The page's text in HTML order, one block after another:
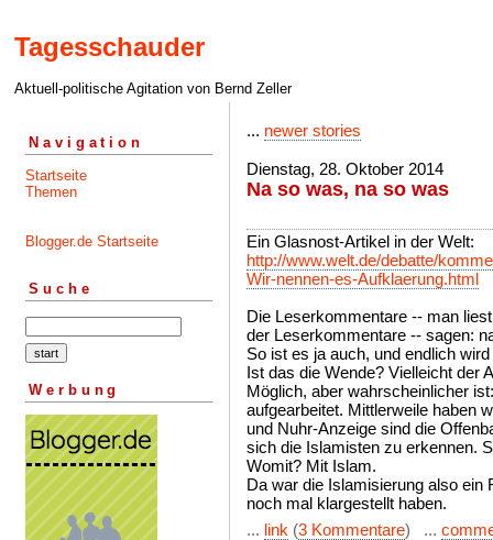
Tagesschauder
Aktuell-politische Agitation von Bernd Zeller
Navigation
Startseite
Themen
Blogger.de Startseite
Suche
Werbung
... newer stories
Dienstag, 28. Oktober 2014
Na so was, na so was
Ein Glasnost-Artikel in der Welt:
http://www.welt.de/debatte/
Wir-nennen-es-Aufklaerung.html
Die Leserkommentare -- man
der Leserkommentare -- sagen:
So ist es ja auch, und endlich
Ist das die Wende? Vielleicht der
Möglich, aber wahrscheinlicher
aufgearbeitet. Mittlerweile haben
und Nuhr-Anzeige sind die
sich die Islamisten zu erkennen.
Womit? Mit Islam.
Da war die Islamisierung also ein
noch mal klargestellt haben.
... link (3 Kommentare) ...